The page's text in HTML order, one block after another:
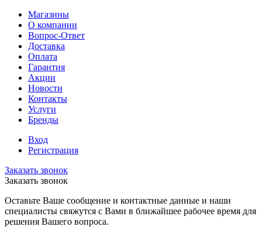
Магазины
О компании
Вопрос-Ответ
Доставка
Оплата
Гарантия
Акции
Новости
Контакты
Услуги
Бренды
Вход
Регистрация
Заказать звонок
Заказать звонок
Оставьте Ваше сообщение и контактные данные и наши
специалисты свяжутся с Вами в ближайшее рабочее время для
решения Вашего вопроса.